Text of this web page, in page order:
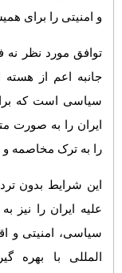
و امنیتی را برای
توافق مورد نظر
جانبه اعم از
سیاسی است که
ایران را به صورت
را به ترک مخاصمه و
این شرایط بدون
علیه ایران را نیز
سیاسی، امنیتی و
المللی با بهره